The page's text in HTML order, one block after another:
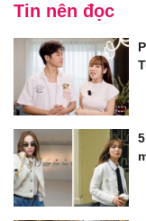
Tin nên đọc